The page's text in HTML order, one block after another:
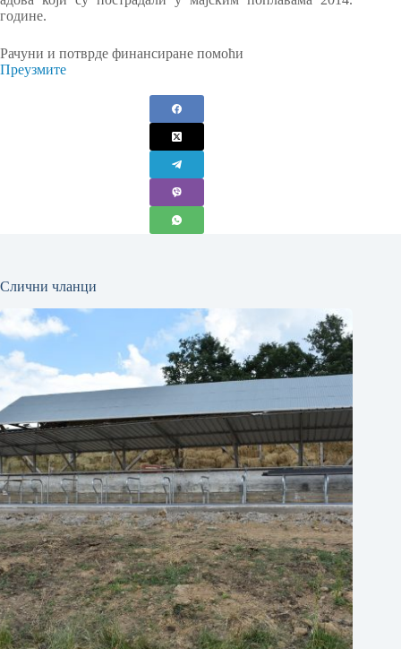
године.
Рачуни и потврде финансиране помоћи
Преузмите
Слични чланци